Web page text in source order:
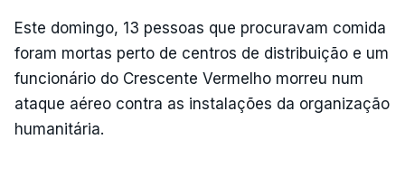
Este domingo, 13 pessoas que procuravam comida
foram mortas perto de centros de distribuição e um
funcionário do Crescente Vermelho morreu num
ataque aéreo contra as instalações da organização
humanitária.